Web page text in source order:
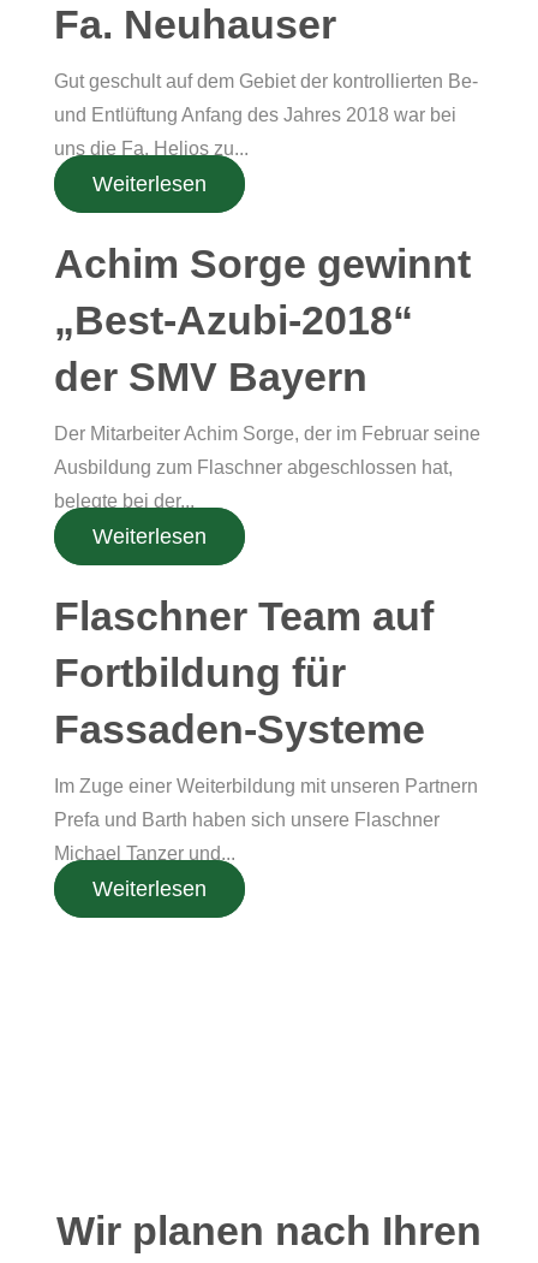
Fa. Neuhauser
Gut geschult auf dem Gebiet der kontrollierten Be-
und Entlüftung Anfang des Jahres 2018 war bei
uns die Fa. Helios zu...
Weiterlesen
Achim Sorge gewinnt
„Best-Azubi-2018“
der SMV Bayern
Der Mitarbeiter Achim Sorge, der im Februar seine
Ausbildung zum Flaschner abgeschlossen hat,
belegte bei der...
Weiterlesen
Flaschner Team auf
Fortbildung für
Fassaden-Systeme
Im Zuge einer Weiterbildung mit unseren Partnern
Prefa und Barth haben sich unsere Flaschner
Michael Tanzer und...
Weiterlesen
Wir planen nach Ihren